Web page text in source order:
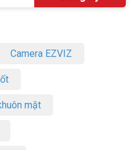
Camera EZVIZ
mặt